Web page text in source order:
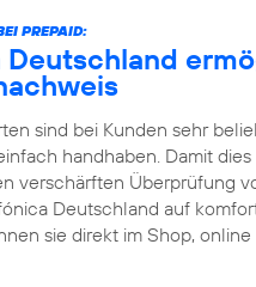
PREPAID:
Deutschland
sind bei Kunden sehr
handhaben. Damit
verschärften Überprüfung
Deutschland auf
sie direkt im Shop,